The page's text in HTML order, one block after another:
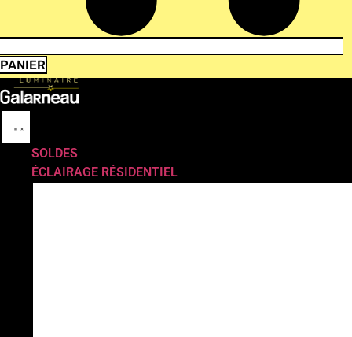
PANIER
SOLDES
ÉCLAIRAGE RÉSIDENTIEL